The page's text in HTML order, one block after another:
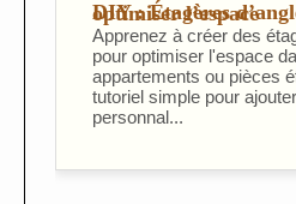
DIY : Étagères d’angle pour optimiser l’espace
Apprenez à créer des
pour optimiser l'espace
appartements ou pièces
tutoriel simple pour
personnal...